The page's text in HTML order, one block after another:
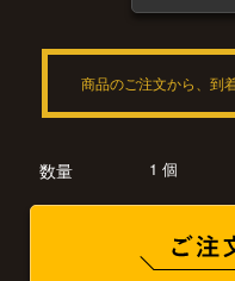
商品のご注文から、到
数量 1 個